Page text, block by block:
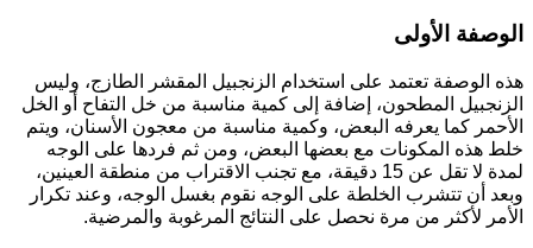
الأولى
الوصفة تعتمد على استخدام الزنجبيل المقشر الطازج، وليس
المطحون، إضافة إلى كمية مناسبة من خل التفاح أو الخل
كما يعرفه البعض، وكمية مناسبة من معجون الأسنان، ويتم
هذه المكونات مع بعضها البعض، ومن ثم فردها على الوجه
لمدة لا تقل عن 15 دقيقة، مع تجنب الاقتراب من منطقة العينين،
أن تتشرب الخلطة على الوجه نقوم بغسل الوجه، وعند تكرار
لأكثر من مرة نحصل على النتائج المرغوبة والمرضية.